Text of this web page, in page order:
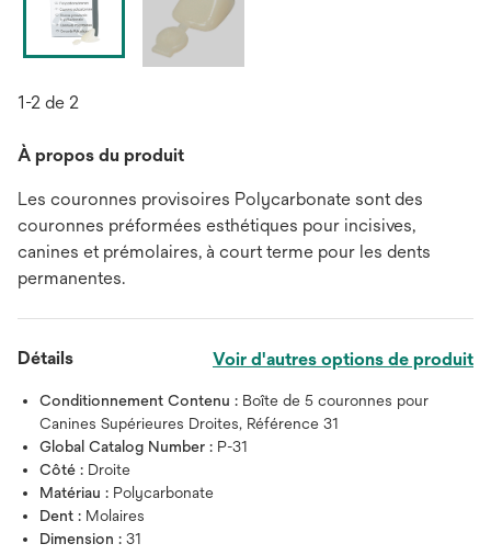
1-2 de 2
À propos du produit
Les couronnes provisoires Polycarbonate sont des
couronnes préformées esthétiques pour incisives,
canines et prémolaires, à court terme pour les dents
permanentes.
Détails Voir d'autres options de produit
Conditionnement Contenu : Boîte de 5 couronnes pour
Canines Supérieures Droites, Référence 31
Global Catalog Number : P-31
Côté : Droite
Matériau : Polycarbonate
Dent : Molaires
Dimension : 31